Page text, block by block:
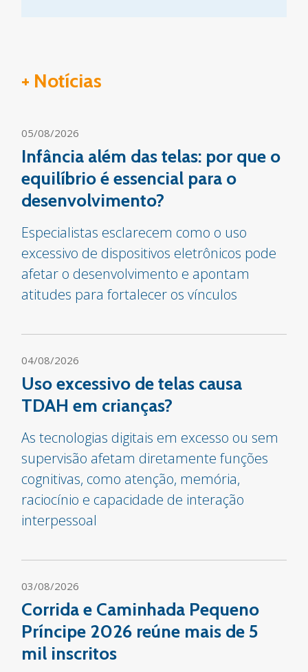
+ Notícias
05/08/2026
Infância além das telas: por que o
equilíbrio é essencial para o
desenvolvimento?
Especialistas esclarecem como o uso
excessivo de dispositivos eletrônicos pode
afetar o desenvolvimento e apontam
atitudes para fortalecer os vínculos
04/08/2026
Uso excessivo de telas causa
TDAH em crianças?
As tecnologias digitais em excesso ou sem
supervisão afetam diretamente funções
cognitivas, como atenção, memória,
raciocínio e capacidade de interação
interpessoal
03/08/2026
Corrida e Caminhada Pequeno
Príncipe 2026 reúne mais de 5
mil inscritos